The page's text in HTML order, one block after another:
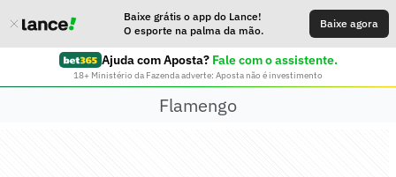
Baixe grátis o app do Lance!
O esporte na palma da mão.
Baixe agora
Ajuda com Aposta? Fale com o assistente.
18+ Ministério da Fazenda adverte: Aposta não é investimento
Flamengo